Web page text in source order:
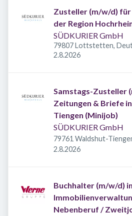
Zusteller (m/w/d)
der Region
SÜDKURIER GmbH
79807 Lottstetten,
Veröffentlicht
2.8.2026
Samstags-Zusteller
Zeitungen & Briefe
Tiengen (Minijob)
SÜDKURIER GmbH
79761 Waldshut-
Veröffentlicht
2.8.2026
Buchhalter (m/w/d)
Nebenberuf /